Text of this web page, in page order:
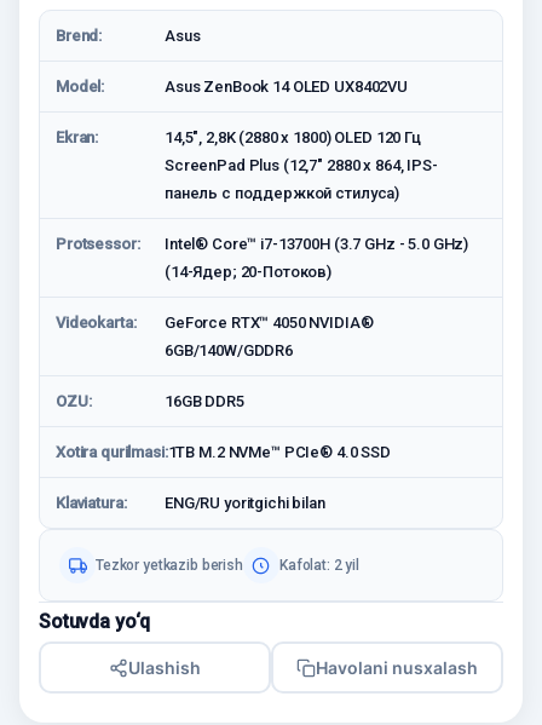
Brend: Asus
Model: Asus ZenBook 14 OLED UX8402VU
Ekran:
14,5", 2,8K (2880 x 1800) OLED 120 Гц
ScreenPad Plus (12,7" 2880 x 864, IPS-
панель с поддержкой стилуса)
Protsessor:
Intel® Core™ i7-13700H (3.7 GHz - 5.0 GHz)
(14-Ядeр; 20-Потоков)
Videokarta:
GeForce RTX™ 4050 NVIDIA®
6GB/140W/GDDR6
OZU: 16GB DDR5
Xotira qurilmasi:1TB M.2 NVMe™ PCIe® 4.0 SSD
Klaviatura: ENG/RU yoritgichi bilan
Tezkor yetkazib berish Kafolat: 2 yil
Sotuvda yo‘q
Ulashish Havolani nusxalash